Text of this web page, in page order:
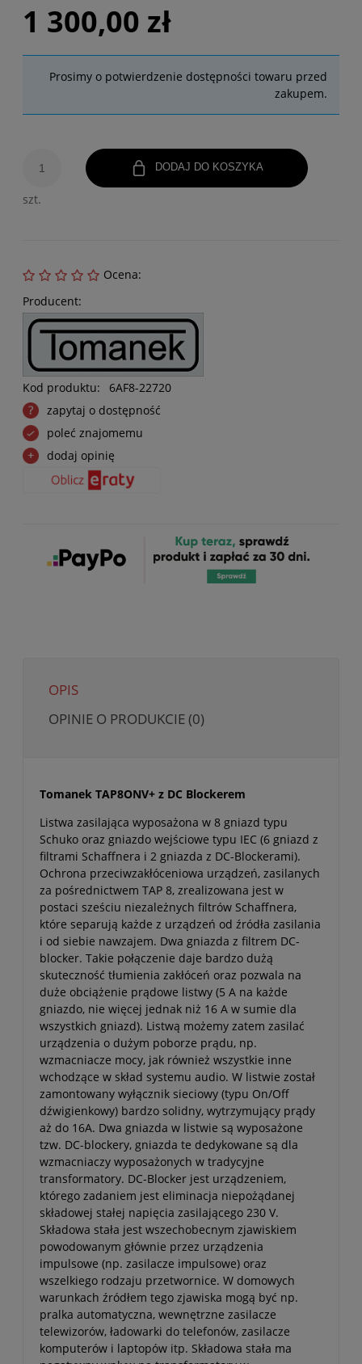
1 300,00 zł
Prosimy o potwierdzenie dostępności towaru przed
zakupem.
szt.
DODAJ DO KOSZYKA
Ocena:
Producent:
Kod produktu:
6AF8-22720
zapytaj o dostępność
poleć znajomemu
dodaj opinię
OPIS
OPINIE O PRODUKCIE (0)
Tomanek TAP8ONV+ z DC Blockerem
Listwa zasilająca wyposażona w 8 gniazd typu
Schuko oraz gniazdo wejściowe typu IEC (6 gniazd z
filtrami Schaffnera i 2 gniazda z DC-Blockerami).
Ochrona przeciwzakłóceniowa urządzeń, zasilanych
za pośrednictwem TAP 8, zrealizowana jest w
postaci sześciu niezależnych filtrów Schaffnera,
które separują każde z urządzeń od źródła zasilania
i od siebie nawzajem. Dwa gniazda z filtrem DC-
blocker. Takie połączenie daje bardzo dużą
skuteczność tłumienia zakłóceń oraz pozwala na
duże obciążenie prądowe listwy (5 A na każde
gniazdo, nie więcej jednak niż 16 A w sumie dla
wszystkich gniazd). Listwą możemy zatem zasilać
urządzenia o dużym poborze prądu, np.
wzmacniacze mocy, jak również wszystkie inne
wchodzące w skład systemu audio. W listwie został
zamontowany wyłącznik sieciowy (typu On/Off
dźwigienkowy) bardzo solidny, wytrzymujący prądy
aż do 16A. Dwa gniazda w listwie są wyposażone
tzw. DC-blockery, gniazda te dedykowane są dla
wzmacniaczy wyposażonych w tradycyjne
transformatory. DC-Blocker jest urządzeniem,
którego zadaniem jest eliminacja niepożądanej
składowej stałej napięcia zasilającego 230 V.
Składowa stała jest wszechobecnym zjawiskiem
powodowanym głównie przez urządzenia
impulsowe (np. zasilacze impulsowe) oraz
wszelkiego rodzaju przetwornice. W domowych
warunkach źródłem tego zjawiska mogą być np.
pralka automatyczna, wewnętrzne zasilacze
telewizorów, ładowarki do telefonów, zasilacze
komputerów i laptopów itp. Składowa stała ma